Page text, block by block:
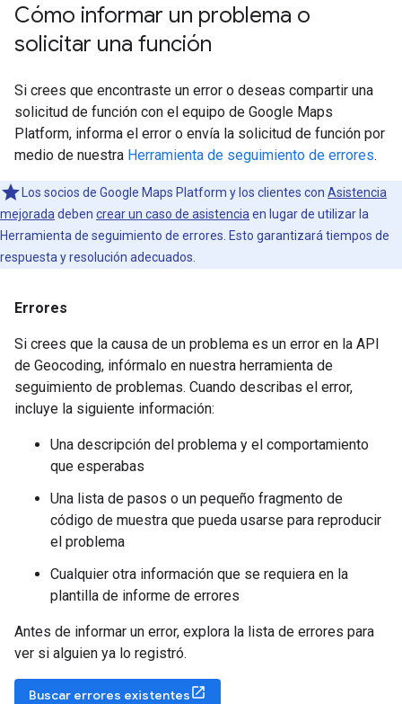
Cómo informar un problema o
solicitar una función
Si crees que encontraste un error o deseas compartir una
solicitud de función con el equipo de Google Maps
Platform, informa el error o envía la solicitud de función por
medio de nuestra Herramienta de seguimiento de errores.
Los socios de Google Maps Platform y los clientes con Asistencia
mejorada deben crear un caso de asistencia en lugar de utilizar la
Herramienta de seguimiento de errores. Esto garantizará tiempos de
respuesta y resolución adecuados.
Errores
Si crees que la causa de un problema es un error en la API
de Geocoding, infórmalo en nuestra herramienta de
seguimiento de problemas. Cuando describas el error,
incluye la siguiente información:
Una descripción del problema y el comportamiento
que esperabas
Una lista de pasos o un pequeño fragmento de
código de muestra que pueda usarse para reproducir
el problema
Cualquier otra información que se requiera en la
plantilla de informe de errores
Antes de informar un error, explora la lista de errores para
ver si alguien ya lo registró.
Buscar errores existentes